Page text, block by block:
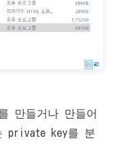
만들거나 만들어
private key를 분